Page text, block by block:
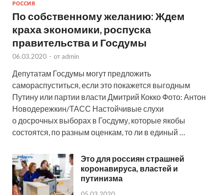
РОССИЯ
По собственному желанию: Ждем
краха экономики, роспуска
правительства и Госдумы
06.03.2020 - от admin
Депутатам Госдумы могут предложить
самораспуститься, если это покажется выгодным
Путину или партии власти Дмитрий Кокко Фото: Антон
Новодережкин/ТАСС Настойчивые слухи
о досрочных выборах в Госдуму, которые якобы
состоятся, по разным оценкам, то ли в единый …
Это для россиян страшней
коронавируса, властей и
путинизма